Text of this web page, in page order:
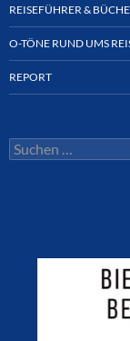
REISEFÜHRER &
O-TÖNE RUND UMS
REPORT
Suchen
nach: